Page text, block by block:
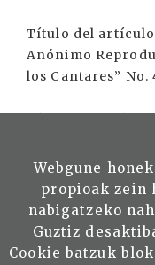
Título del
Anónimo
los Cantares” No.
Título del
fotografía del
fallecimiento)
Título del
Anónimo No. 462
Webgune
propioak zein
nabigatzeko
Guztiz
Cookie batzuk